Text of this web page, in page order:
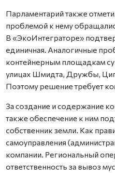
Парламентарий также
проблемой к нему
В «ЭкоИнтеграторе»
единичная. Аналогичные
контейнерным площадкам
улицах Шмидта, Дружбы,
Поэтому решение требует
За создание и содержание
также обеспечение к ним
собственник земли. Как
самоуправления
компании. Региональный
ответственность за вывоз